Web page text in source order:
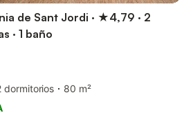
de Sant Jordi · ★4,79 · 2
· 1 baño
dormitorios
80 m²